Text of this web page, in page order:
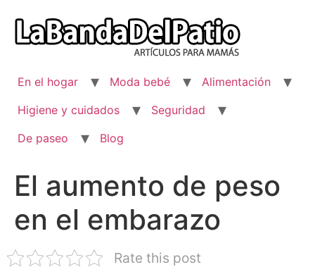
contenido
En el hogar Moda bebé
Alimentación
Higiene y cuidados
Seguridad
De paseo
Blog
El aumento de peso
en el embarazo
Rate this post